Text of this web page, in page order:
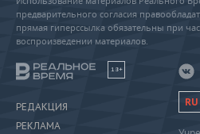
предварительного согласия
прямая гиперссылка обязательны при
воспроизведении материалов.
18+
РЕДАКЦИЯ
РЕКЛАМА
RU